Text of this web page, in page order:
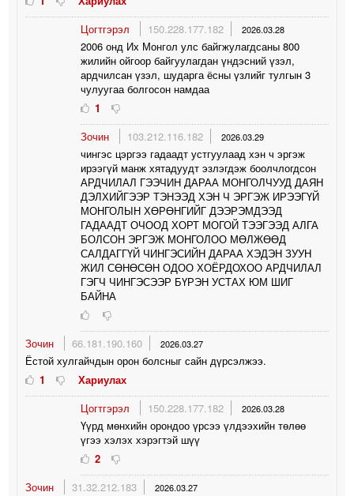
Цогтгэрэл
150.228.177.182 2026.03.28
2006 онд Их Монгол улс байгжулагдсаны 800
жилийн ойгоор байгуулагдан үндэсний үзэл,
ардчилсан үзэл, шударга ёсны үзлийг тулгын 3
чулуугаа болгосон намдаа
1
Зочин
103.212.116.182 2026.03.29
чингэс цэргээ гадаадт устгуулаад хэн ч эргэж
ирээгүй манж хятадуудт эзлэгдэж боолчлогдсон
АРДЧИЛАЛ ГЭЭЧИН ДАРАА МОНГОЛЧУУД ДАЯН
ДЭЛХИЙГЭЭР ТЭНЭЭД ХЭН Ч ЭРГЭЖ ИРЭЭГҮЙ
МОНГОЛЫН ХӨРӨНГИЙГ ДЭЭРЭМДЭЭД
ГАДААДТ ОЧООД ХОРТ МОГОЙ ТЭЭГЭЭД АЛГА
БОЛСОН ЭРГЭЖ МОНГОЛОО МӨЛЖӨӨД
САЛДАГГҮЙ ЧИНГЭСИЙН ДАРАА ХЭДЭН ЗУУН
ЖИЛ СӨНӨСӨН ОДОО ХОЁРДОХОО АРДЧИЛАЛ
ГЭГЧ ЧИНГЭСЭЭР БҮРЭН УСТАХ ЮМ ШИГ
БАЙНА
Зочин 66.181.190.160 2026.03.27
Ёстой хулгайчдын орон болсныг сайн дүрсэлжээ.
1
Хариулах
Цогтгэрэл
150.228.177.182 2026.03.28
Үүрд мөнхийн орондоо үрсээ үлдээхийн төлөө
үгээ хэлэх хэрэгтэй шүү
2
Зочин
31.32.212.183 2026.03.27